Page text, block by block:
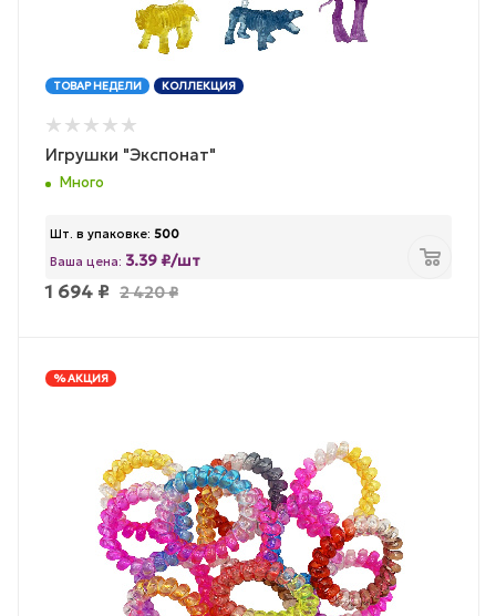
ТОВАР НЕДЕЛИ КОЛЛЕКЦИЯ
Игрушки "Экспонат"
Много
Шт. в упаковке: 500
Ваша цена: 3.39 ₽/шт
1 694 ₽ 2 420₽
% АКЦИЯ